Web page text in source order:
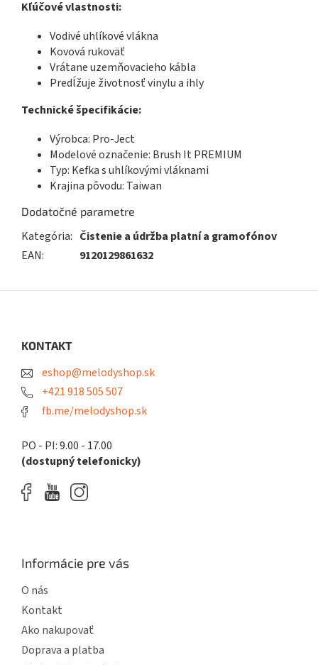
Kľúčové vlastnosti:
Vodivé uhlíkové vlákna
Kovová rukoväť
Vrátane uzemňovacieho kábla
Predĺžuje životnosť vinylu a ihly
Technické špecifikácie:
Výrobca: Pro-Ject
Modelové označenie: Brush It PREMIUM
Typ: Kefka s uhlíkovými vláknami
Krajina pôvodu: Taiwan
Dodatočné parametre
Kategória: Čistenie a údržba platní a gramofónov
EAN: 9120129861632
KONTAKT
eshop@melodyshop.sk
+421 918 505 507
fb.me/melodyshop.sk
PO - PI: 9.00 - 17.00
(dostupný telefonicky)
Informácie pre vás
O nás
Kontakt
Ako nakupovať
Doprava a platba